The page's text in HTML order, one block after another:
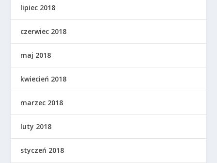
lipiec 2018
czerwiec 2018
maj 2018
kwiecień 2018
marzec 2018
luty 2018
styczeń 2018